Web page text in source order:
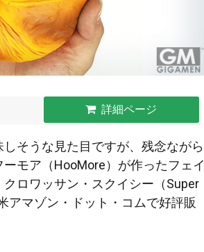
詳細ページ
そうな見た目ですが、残念ながら
モア（HooMore）が作ったフェイ
ロワッサン・スクイシー（Super
アマゾン・ドット・コムで好評販